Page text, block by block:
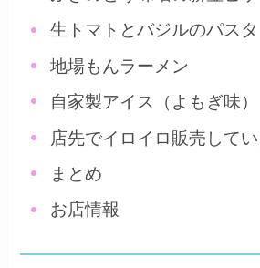
生トマトとバジルのパスタ
地場もんラーメン
自家製アイス（よもぎ味）
店先でイロイロ販売して
まとめ
お店情報